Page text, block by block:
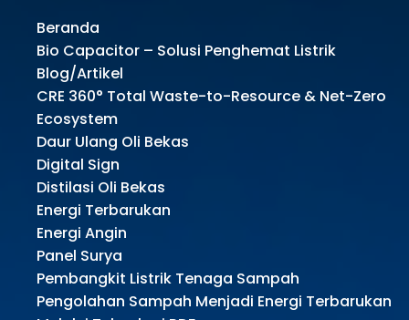
Beranda
Bio Capacitor – Solusi Penghemat Listrik
Blog/Artikel
CRE 360° Total Waste-to-Resource & Net-Zero
Ecosystem
Daur Ulang Oli Bekas
Digital Sign
Distilasi Oli Bekas
Energi Terbarukan
Energi Angin
Panel Surya
Pembangkit Listrik Tenaga Sampah
Pengolahan Sampah Menjadi Energi Terbarukan